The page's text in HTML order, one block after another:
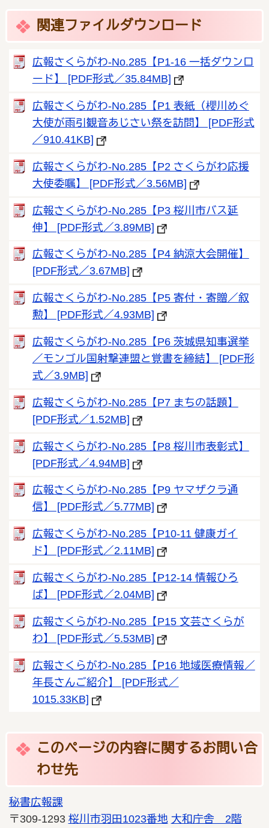
関連ファイルダウンロード
広報さくらがわ-No.285【P1-16 一括ダウンロ
ード】 [PDF形式／35.84MB]
広報さくらがわ-No.285【P1 表紙（櫻川めぐ
大使が雨引観音あじさい祭を訪問】 [PDF形式
／910.41KB]
広報さくらがわ-No.285【P2 さくらがわ応援
大使委嘱】 [PDF形式／3.56MB]
広報さくらがわ-No.285【P3 桜川市バス延
伸】 [PDF形式／3.89MB]
広報さくらがわ-No.285【P4 納涼大会開催】
[PDF形式／3.67MB]
広報さくらがわ-No.285【P5 寄付・寄贈／叙
勲】 [PDF形式／4.93MB]
広報さくらがわ-No.285【P6 茨城県知事選挙
／モンゴル国射撃連盟と覚書を締結】 [PDF形
式／3.9MB]
広報さくらがわ-No.285【P7 まちの話題】
[PDF形式／1.52MB]
広報さくらがわ-No.285【P8 桜川市表彰式】
[PDF形式／4.94MB]
広報さくらがわ-No.285【P9 ヤマザクラ通
信】 [PDF形式／5.77MB]
広報さくらがわ-No.285【P10-11 健康ガイ
ド】 [PDF形式／2.11MB]
広報さくらがわ-No.285【P12-14 情報ひろ
ば】 [PDF形式／2.04MB]
広報さくらがわ-No.285【P15 文芸さくらが
わ】 [PDF形式／5.53MB]
広報さくらがわ-No.285【P16 地域医療情報／
年長さんご紹介】 [PDF形式／
1015.33KB]
このページの内容に関するお問い合
わせ先
秘書広報課
〒309-1293 桜川市羽田1023番地 大和庁舎 2階